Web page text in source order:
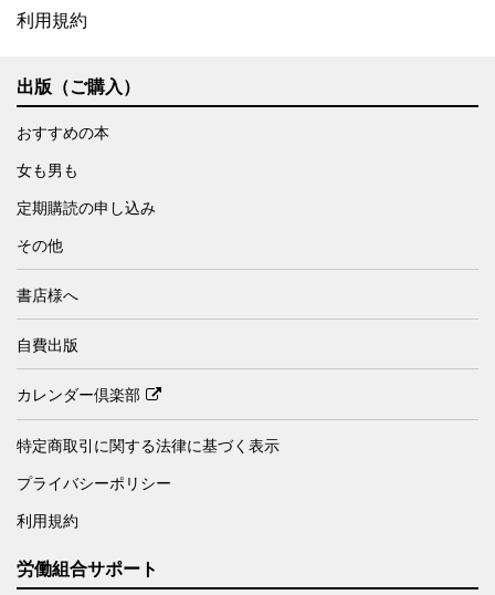
利用規約
出版（ご購入）
おすすめの本
女も男も
定期購読の申し込み
その他
書店様へ
自費出版
カレンダー倶楽部
特定商取引に関する法律に基づく表示
プライバシーポリシー
利用規約
労働組合サポート